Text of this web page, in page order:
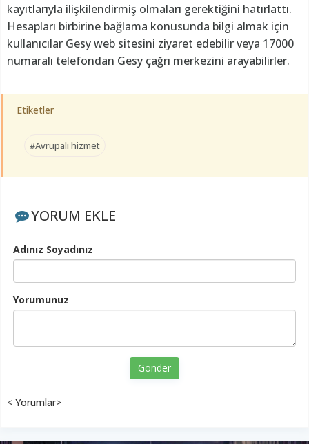
kayıtlarıyla ilişkilendirmiş olmaları gerektiğini hatırlattı.
Hesapları birbirine bağlama konusunda bilgi almak için
kullanıcılar Gesy web sitesini ziyaret edebilir veya 17000
numaralı telefondan Gesy çağrı merkezini arayabilirler.
Etiketler
#Avrupalı hizmet
YORUM EKLE
Adınız Soyadınız
Yorumunuz
Gönder
< Yorumlar>